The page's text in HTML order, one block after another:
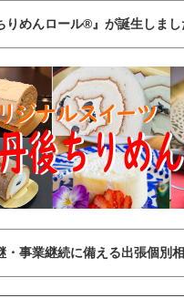
りめんロール®』が誕生しまし
・事業継続に備える出張個別